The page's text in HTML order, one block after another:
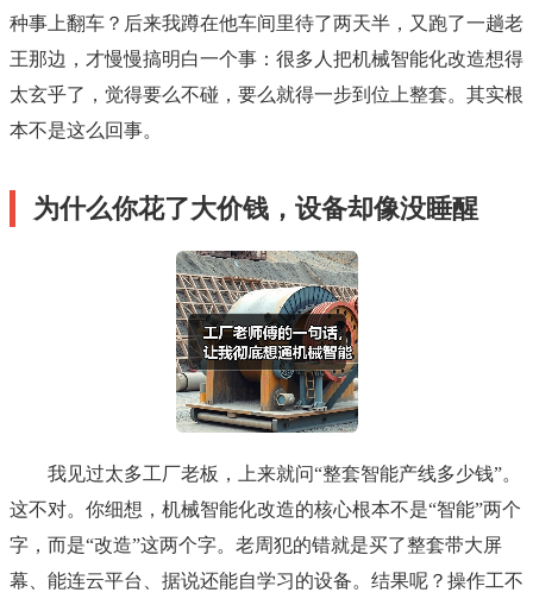
种事上翻车？后来我蹲在他车间里待了两天半，又跑了一趟老
王那边，才慢慢搞明白一个事：很多人把机械智能化改造想得
太玄乎了，觉得要么不碰，要么就得一步到位上整套。其实根
本不是这么回事。
为什么你花了大价钱，设备却像没睡醒
我见过太多工厂老板，上来就问“整套智能产线多少钱”。
这不对。你细想，机械智能化改造的核心根本不是“智能”两个
字，而是“改造”这两个字。老周犯的错就是买了整套带大屏
幕、能连云平台、据说还能自学习的设备。结果呢？操作工不